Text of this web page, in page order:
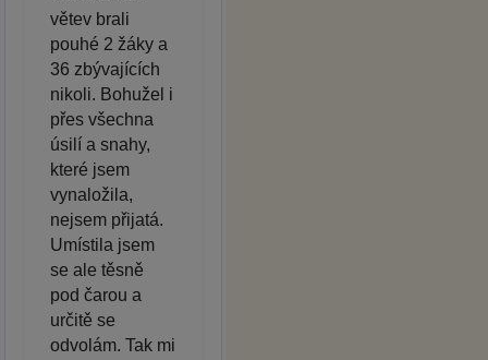
větev brali
pouhé 2 žáky a
36 zbývajících
nikoli. Bohužel i
přes všechna
úsilí a snahy,
které jsem
vynaložila,
nejsem přijatá.
Umístila jsem
se ale těsně
pod čarou a
určitě se
odvolám. Tak mi